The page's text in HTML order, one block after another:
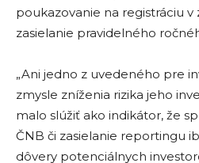
poukazovanie na registráciu v
zasielanie pravidelného
„Ani jedno z uvedeného pre
zmysle zníženia rizika jeho
malo slúžiť ako indikátor, že
ČNB či zasielanie reportingu
dôvery potenciálnych